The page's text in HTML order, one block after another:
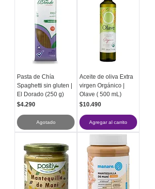
i
t
r
o
Pasta de Chía
Spaghetti sin gluten |
El Dorado (250 g)
Precio
$4.290
Agotado
Aceite de oliva Extra
virgen Orgánico |
Olave ( 500 mL)
Precio
$10.490
Agregar al carrito